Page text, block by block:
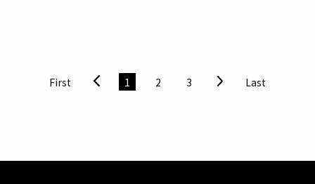
合聲波主要發生在近地空間的地球偶極磁場區域。北航科研
團隊利用一個科學探測器數年收集的海量資料，首次發現了
國的空間天氣預測系統中，合聲波都是重要內容。大陸科學
First 1 2 3 Last